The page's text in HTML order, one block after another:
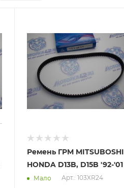
Ремень ГРМ MITSUBOSHI
HONDA D13B, D15B '92-'01
Мало Арт.: 103XR24